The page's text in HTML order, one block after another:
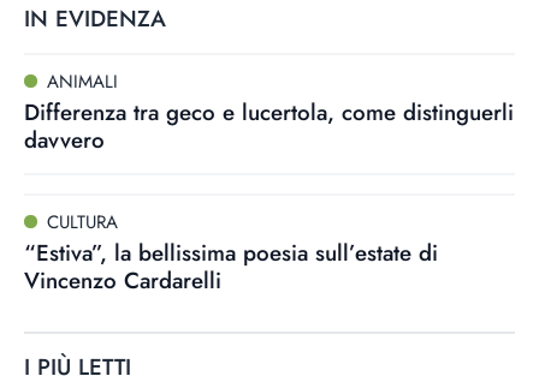
IN EVIDENZA
ANIMALI
Differenza tra geco e lucertola, come distinguerli
davvero
CULTURA
“Estiva”, la bellissima poesia sull’estate di
Vincenzo Cardarelli
I PIÙ LETTI